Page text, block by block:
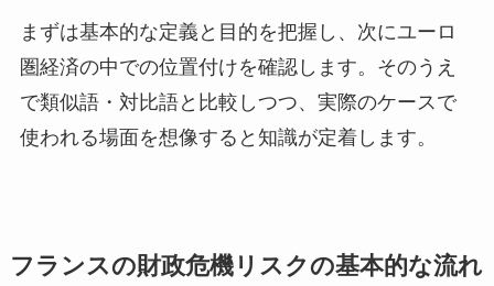
まずは基本的な定義と目的を把握し、次にユーロ
圏経済の中での位置付けを確認します。そのうえ
で類似語・対比語と比較しつつ、実際のケースで
使われる場面を想像すると知識が定着します。
フランスの財政危機リスクの基本的な流れ